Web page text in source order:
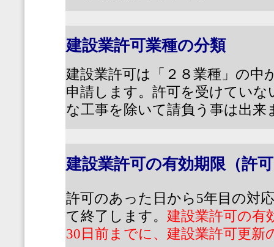
建設業許可業種の分類
建設業許可は「２８業種」の中
申請します。許可を受けてい
な工事を除いて請負う事は出来
建設業許可の有効期限（許
許可のあった日から5年目の対
て終了します。 建設業許可の有
30日前までに、建設業許可更新